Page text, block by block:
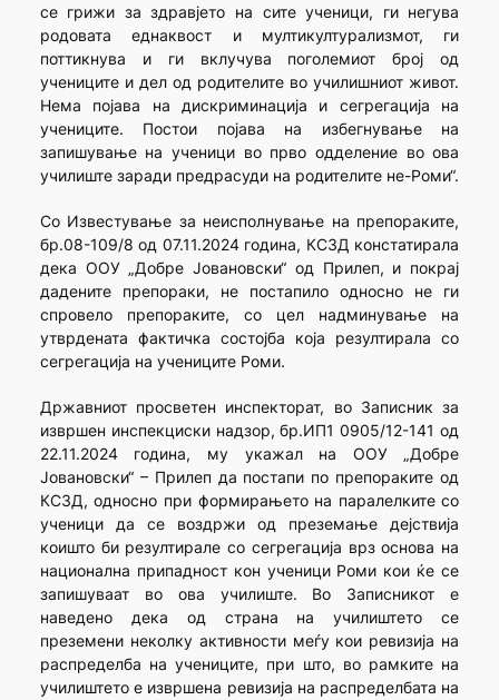
се грижи за здравјето на сите ученици, ги негува
родовата еднаквост и мултикултурализмот, ги
поттикнува и ги вклучува поголемиот број од
учениците и дел од родителите во училишниот живот.
Нема појава на дискриминација и сегрегација на
учениците. Постои појава на избегнување на
запишување на ученици во прво одделение во ова
училиште заради предрасуди на родителите не-Роми“.
Со Известување за неисполнување на препораките,
бр.08-109/8 од 07.11.2024 година, КСЗД констатирала
дека ООУ „Добре Јовановски“ од Прилеп, и покрај
дадените препораки, не постапило односно не ги
спровело препораките, со цел надминување на
утврдената фактичка состојба која резултирала со
сегрегација на учениците Роми.
Државниот просветен инспекторат, во Записник за
извршен инспекциски надзор, бр.ИП1 0905/12-141 од
22.11.2024 година, му укажал на ООУ „Добре
Јовановски“ – Прилеп да постапи по препораките од
КСЗД, односно при формирањето на паралелките со
ученици да се воздржи од преземање дејствија
коишто би резултирале со сегрегација врз основа на
национална припадност кон ученици Роми кои ќе се
запишуваат во ова училиште. Во Записникот е
наведено дека од страна на училиштето се
преземени неколку активности меѓу кои ревизија на
распределба на учениците, при што, во рамките на
училиштето е извршена ревизија на распределбата на